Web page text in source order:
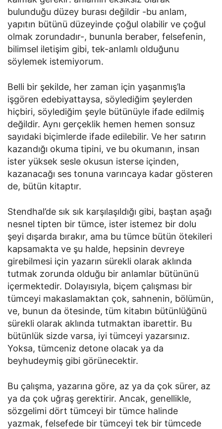
bulunduğu düzey burası değildir -bu anlam,
yapıtın bütünü düzeyinde çoğul olabilir ve çoğul
olmak zorundadır-, bununla beraber, felsefenin,
bilimsel iletişim gibi, tek-anlamlı olduğunu
söylemek istemiyorum.
Belli bir şekilde, her zaman için yaşanmış’la
işgören edebiyattaysa, söylediğim şeylerden
hiçbiri, söylediğim şeyle bütünüyle ifade edilmiş
değildir. Aynı gerçeklik hemen hemen sonsuz
sayıdaki biçimlerde ifade edilebilir. Ve her satırın
kazandığı okuma tipini, ve bu okumanın, insan
ister yüksek sesle okusun isterse içinden,
kazanacağı ses tonuna varıncaya kadar gösteren
de, bütün kitaptır.
Stendhal’de sık sık karşılaşıldığı gibi, baştan aşağı
nesnel tipten bir tümce, ister istemez bir dolu
şeyi dışarda bırakır, ama bu tümce bütün ötekileri
kapsamakta ve şu halde, hepsinin devreye
girebilmesi için yazarın sürekli olarak aklında
tutmak zorunda olduğu bir anlamlar bütününü
içermektedir. Dolayısıyla, biçem çalışması bir
tümceyi makaslamaktan çok, sahnenin, bölümün,
ve, bunun da ötesinde, tüm kitabın bütünlüğünü
sürekli olarak aklında tutmaktan ibarettir. Bu
bütünlük sizde varsa, iyi tümceyi yazarsınız.
Yoksa, tümceniz detone olacak ya da
beyhudeymiş gibi görünecektir.
Bu çalışma, yazarına göre, az ya da çok sürer, az
ya da çok uğraş gerektirir. Ancak, genellikle,
sözgelimi dört tümceyi bir tümce halinde
yazmak, felsefede bir tümceyi tek bir tümcede